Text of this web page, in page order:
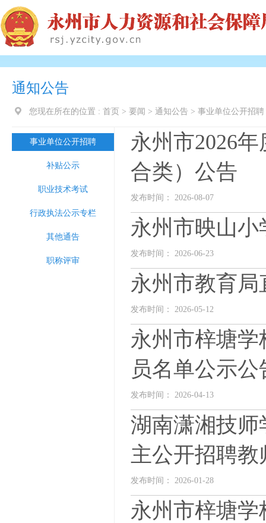
通知公告
您现在所在的位置 : 首页 > 要闻 > 通知公告 > 事业单位公开招聘
事业单位公开招聘
补贴公示
职业技术考试
行政执法公示专栏
其他通告
职称评审
永州市2026
合类）公告
发布时间： 2026-08-07
永州市映山小
发布时间： 2026-06-23
永州市教育局
发布时间： 2026-05-12
永州市梓塘学
员名单公示公
发布时间： 2026-04-13
湖南潇湘技师
主公开招聘
发布时间： 2026-01-28
永州市梓塘学